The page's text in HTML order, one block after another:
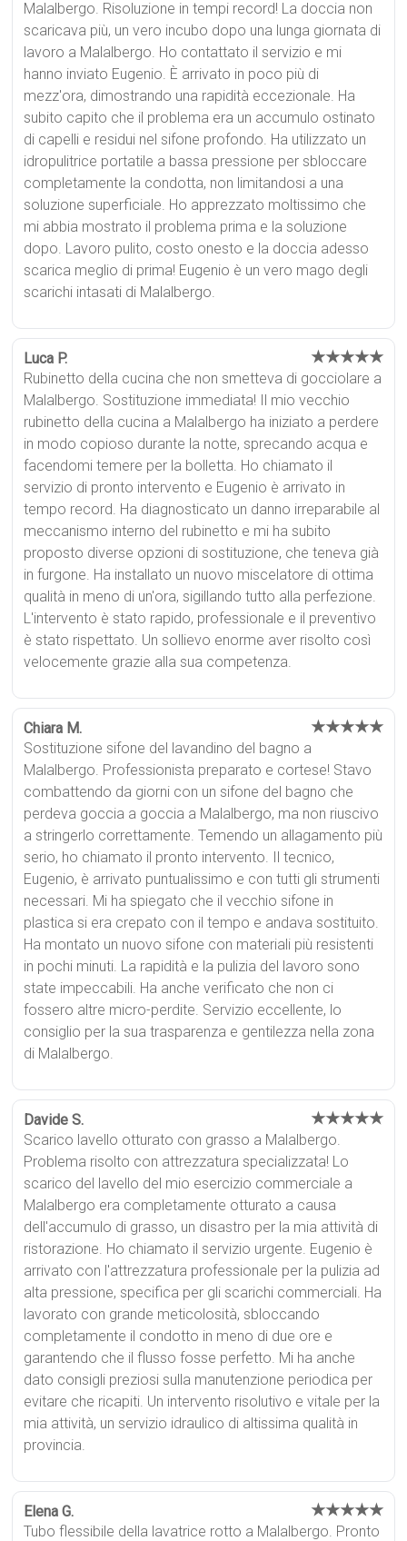
Malalbergo. Risoluzione in tempi record! La doccia non
scaricava più, un vero incubo dopo una lunga giornata di
lavoro a Malalbergo. Ho contattato il servizio e mi
hanno inviato Eugenio. È arrivato in poco più di
mezz'ora, dimostrando una rapidità eccezionale. Ha
subito capito che il problema era un accumulo ostinato
di capelli e residui nel sifone profondo. Ha utilizzato un
idropulitrice portatile a bassa pressione per sbloccare
completamente la condotta, non limitandosi a una
soluzione superficiale. Ho apprezzato moltissimo che
mi abbia mostrato il problema prima e la soluzione
dopo. Lavoro pulito, costo onesto e la doccia adesso
scarica meglio di prima! Eugenio è un vero mago degli
scarichi intasati di Malalbergo.
Luca P. ★★★★★
Rubinetto della cucina che non smetteva di gocciolare a
Malalbergo. Sostituzione immediata! Il mio vecchio
rubinetto della cucina a Malalbergo ha iniziato a perdere
in modo copioso durante la notte, sprecando acqua e
facendomi temere per la bolletta. Ho chiamato il
servizio di pronto intervento e Eugenio è arrivato in
tempo record. Ha diagnosticato un danno irreparabile al
meccanismo interno del rubinetto e mi ha subito
proposto diverse opzioni di sostituzione, che teneva già
in furgone. Ha installato un nuovo miscelatore di ottima
qualità in meno di un'ora, sigillando tutto alla perfezione.
L'intervento è stato rapido, professionale e il preventivo
è stato rispettato. Un sollievo enorme aver risolto così
velocemente grazie alla sua competenza.
Chiara M. ★★★★★
Sostituzione sifone del lavandino del bagno a
Malalbergo. Professionista preparato e cortese! Stavo
combattendo da giorni con un sifone del bagno che
perdeva goccia a goccia a Malalbergo, ma non riuscivo
a stringerlo correttamente. Temendo un allagamento più
serio, ho chiamato il pronto intervento. Il tecnico,
Eugenio, è arrivato puntualissimo e con tutti gli strumenti
necessari. Mi ha spiegato che il vecchio sifone in
plastica si era crepato con il tempo e andava sostituito.
Ha montato un nuovo sifone con materiali più resistenti
in pochi minuti. La rapidità e la pulizia del lavoro sono
state impeccabili. Ha anche verificato che non ci
fossero altre micro-perdite. Servizio eccellente, lo
consiglio per la sua trasparenza e gentilezza nella zona
di Malalbergo.
Davide S. ★★★★★
Scarico lavello otturato con grasso a Malalbergo.
Problema risolto con attrezzatura specializzata! Lo
scarico del lavello del mio esercizio commerciale a
Malalbergo era completamente otturato a causa
dell'accumulo di grasso, un disastro per la mia attività di
ristorazione. Ho chiamato il servizio urgente. Eugenio è
arrivato con l'attrezzatura professionale per la pulizia ad
alta pressione, specifica per gli scarichi commerciali. Ha
lavorato con grande meticolosità, sbloccando
completamente il condotto in meno di due ore e
garantendo che il flusso fosse perfetto. Mi ha anche
dato consigli preziosi sulla manutenzione periodica per
evitare che ricapiti. Un intervento risolutivo e vitale per la
mia attività, un servizio idraulico di altissima qualità in
provincia.
Elena G. ★★★★★
Tubo flessibile della lavatrice rotto a Malalbergo. Pronto